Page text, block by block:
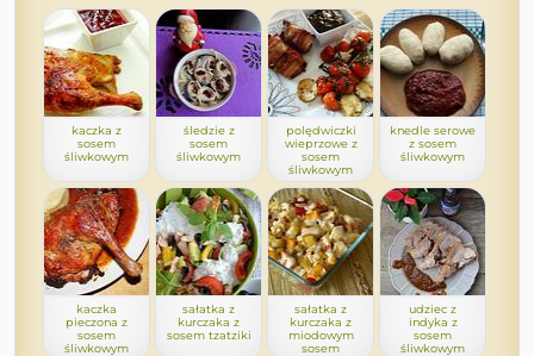
kaczka z
sosem
śliwkowym
śledzie z
sosem
śliwkowym
polędwiczki
wieprzowe z
sosem
śliwkowym
knedle serowe
z sosem
śliwkowym
kaczka
pieczona z
sosem
śliwkowym
sałatka z
kurczaka z
sosem tzatziki
sałatka z
kurczaka z
miodowym
sosem
udziec z
indyka z
sosem
śliwkowym